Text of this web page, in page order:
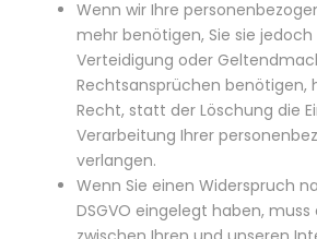
Wenn wir Ihre
mehr benötigen, Sie sie jedoch
Verteidigung oder
Rechtsansprüchen benötigen,
Recht, statt der Löschung die
Verarbeitung Ihrer
verlangen.
Wenn Sie einen Widerspruch
DSGVO eingelegt haben,